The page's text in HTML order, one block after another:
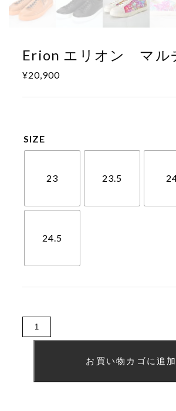
Erion エリオン マル
¥20,900
SIZE
23 23.5
24.5
リ
お買い物カゴに追加